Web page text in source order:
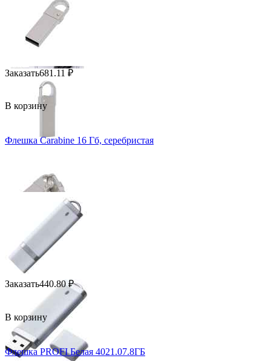
Заказать681.11 ₽
В корзину
Флешка Carabine 16 Гб, серебристая
Заказать440.80 ₽
В корзину
Флешка PROFI Белая 4021.07.8ГБ